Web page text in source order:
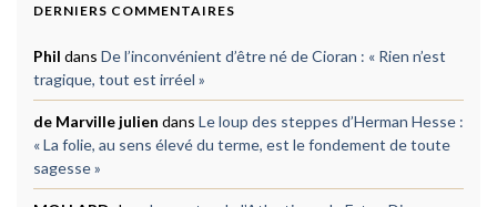
DERNIERS COMMENTAIRES
Phil dans De l’inconvénient d’être né de Cioran : « Rien n’est
tragique, tout est irréel »
de Marville julien dans Le loup des steppes d’Herman Hesse :
« La folie, au sens élevé du terme, est le fondement de toute
sagesse »